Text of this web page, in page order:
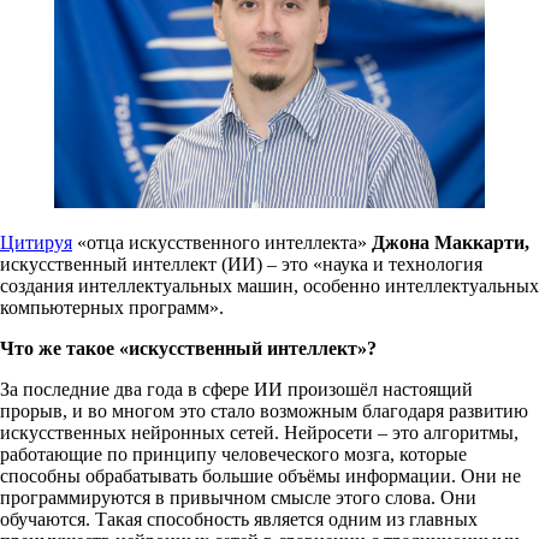
Цитируя «отца искусственного интеллекта» Джона Маккарти,
искусственный интеллект (ИИ) – это «наука и технология
создания интеллектуальных машин, особенно интеллектуальных
компьютерных программ».
Что же такое «искусственный интеллект»?
За последние два года в сфере ИИ произошёл настоящий
прорыв, и во многом это стало возможным благодаря развитию
искусственных нейронных сетей. Нейросети – это алгоритмы,
работающие по принципу человеческого мозга, которые
способны обрабатывать большие объёмы информации. Они не
программируются в привычном смысле этого слова. Они
обучаются. Такая способность является одним из главных